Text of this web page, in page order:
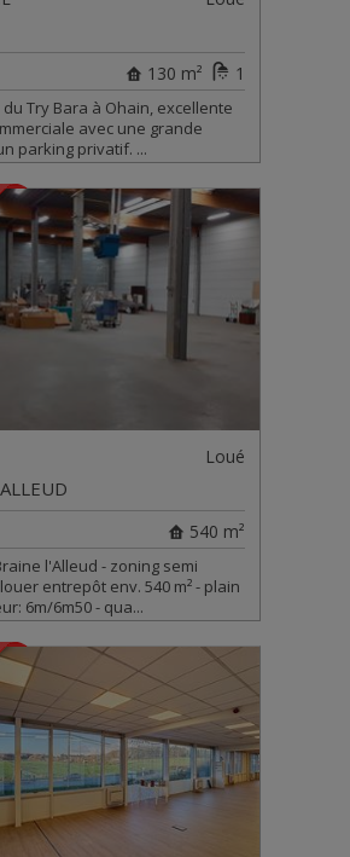
1
130 m²
Try Bara à Ohain, excellente
avec une grande
parking privatif. ...
Loué
540 m²
l'Alleud - zoning semi
entrepôt env. 540 m² - plain
6m/6m50 - qua...